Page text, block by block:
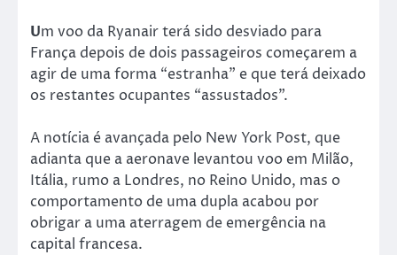
Um voo da Ryanair terá sido desviado para
França depois de dois passageiros começarem a
agir de uma forma “estranha” e que terá deixado
os restantes ocupantes “assustados”.
A notícia é avançada pelo New York Post, que
adianta que a aeronave levantou voo em Milão,
Itália, rumo a Londres, no Reino Unido, mas o
comportamento de uma dupla acabou por
obrigar a uma aterragem de emergência na
capital francesa.